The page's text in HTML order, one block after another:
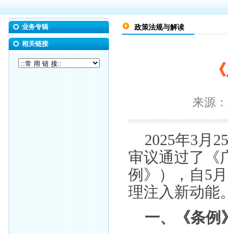
业务专辑
相关链接
政策法规与解读
来源
2025年3月
审议通过了《
例》），自5
理注入新动能
一、《条例